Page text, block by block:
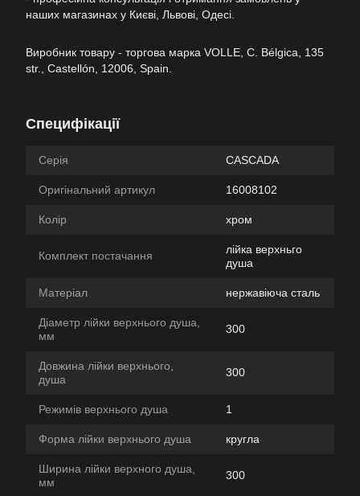
наших магазинах у Києві, Львові, Одесі.
Виробник товару - торгова марка VOLLE, C. Bélgica, 135
str., Castellón, 12006, Spain.
Специфікації
Серія CASCADA
Оригінальний артикул 16008102
Колір хром
Комплект постачання
лійка верхньго
душа
Матеріал нержавіюча сталь
Діаметр лійки верхнього душа,
мм
300
Довжина лійки верхнього,
душа
300
Режимів верхнього душа 1
Форма лійки верхнього душа кругла
Ширина лійки верхного душа,
мм
300